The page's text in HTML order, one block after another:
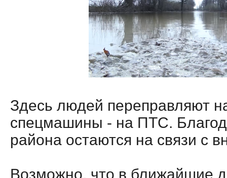
Здесь людей переправляют
спецмашины - на ПТС.
района остаются на связи с
Возможно, что в ближайшие